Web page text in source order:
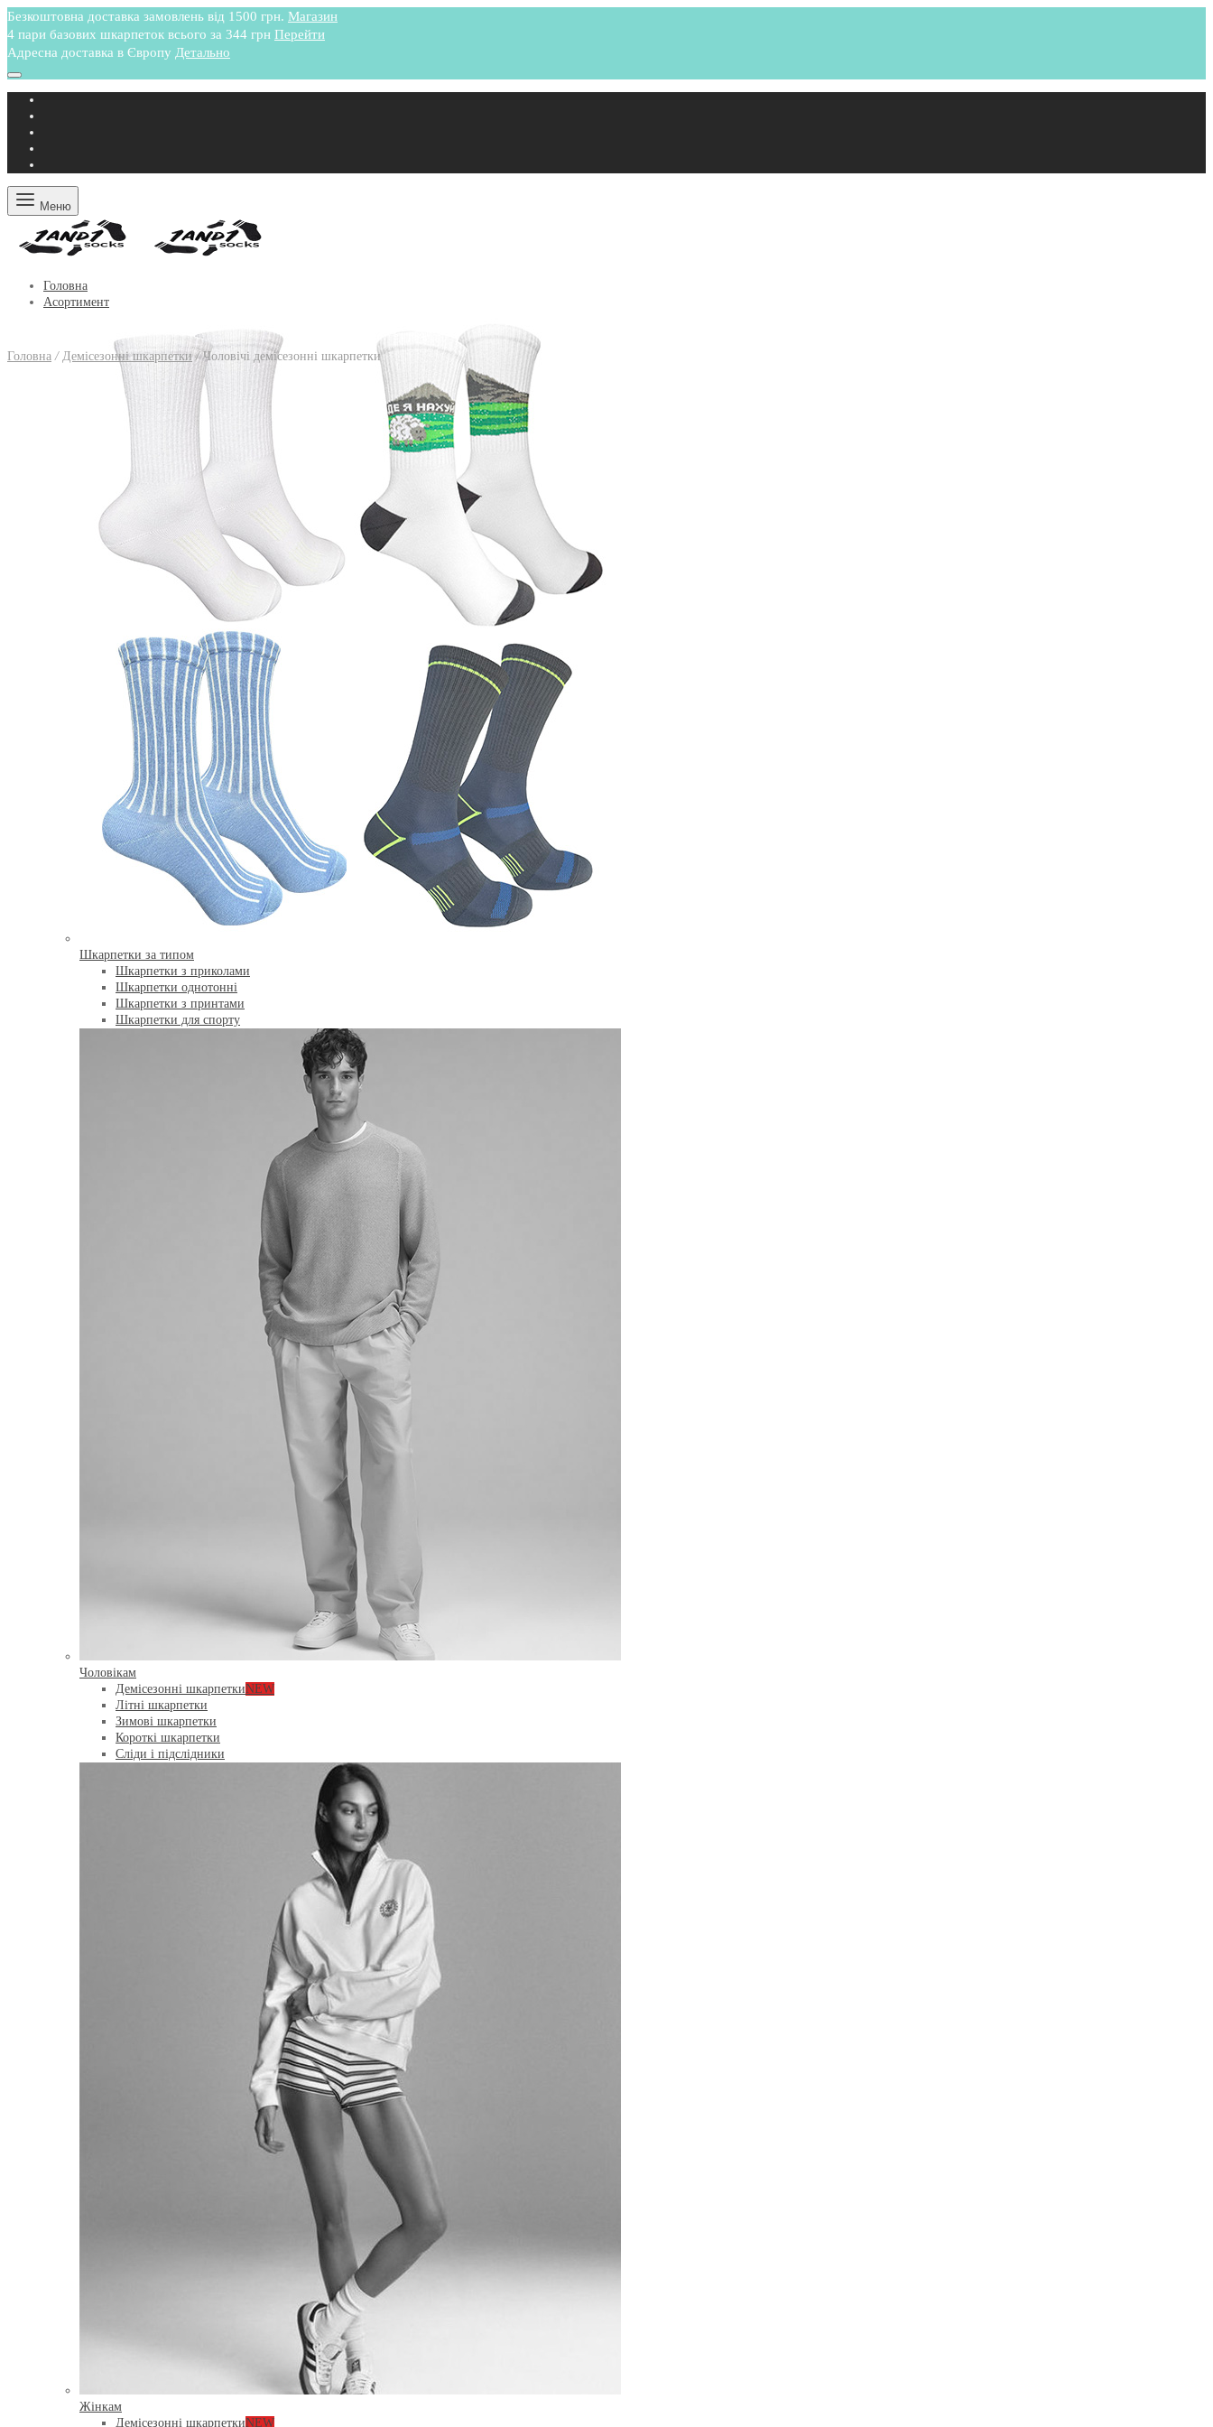
Безкоштовна доставка замовлень від 1500 грн. Магазин
4 пари базових шкарпеток всього за 344 грн Перейти
Адресна доставка в Європу Детально
Меню
Головна
Асортимент
Шкарпетки за типом
Шкарпетки з приколами
Шкарпетки однотонні
Шкарпетки з принтами
Шкарпетки для спорту
Чоловікам
Демісезонні шкарпеткиNEW
Літні шкарпетки
Зимові шкарпетки
Короткі шкарпетки
Сліди і підслідники
Жінкам
Демісезонні шкарпеткиNEW
Головна / Демісезонні шкарпетки /Чоловічі демісезонні шкарпетки